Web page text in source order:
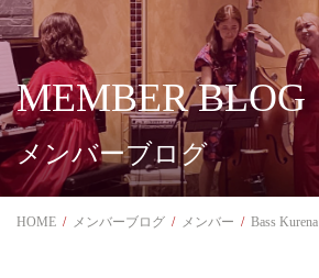
MEMBER BLOG
メンバーブログ
HOME メンバーブログ メンバー Bass Kurena